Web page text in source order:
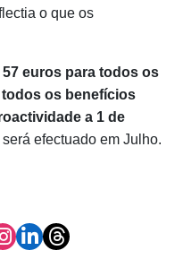
o que os
57 euros para todos os
todos os benefícios
a 1 de
efectuado em Julho.